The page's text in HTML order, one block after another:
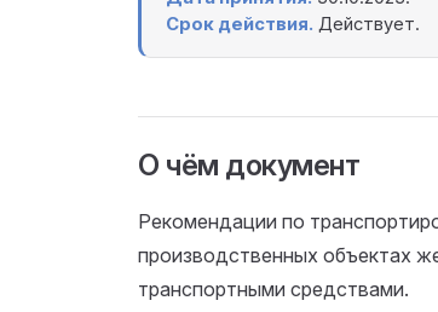
Срок действия. Действует.
О чём документ
Рекомендации по
производственных объектах
транспортными средствами.